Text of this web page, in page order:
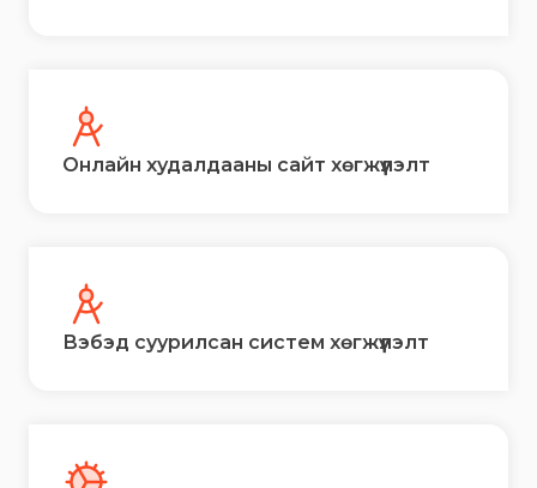
Онлайн худалдааны сайт хөгжүүлэлт
Вэбэд суурилсан систем хөгжүүлэлт